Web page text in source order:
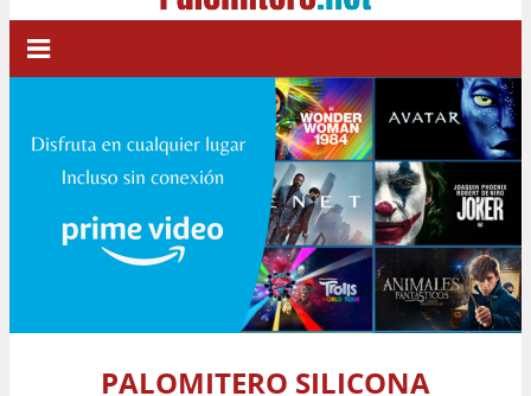
PALOMITERO SILICONA